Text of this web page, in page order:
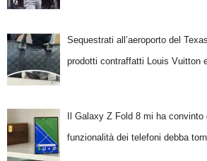
Sequestrati all’aeroporto del
prodotti contraffatti Louis Vuitton
Il Galaxy Z Fold 8 mi ha
funzionalità dei telefoni debba